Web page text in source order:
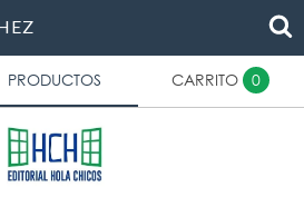
PRODUCTOS CARRITO 0